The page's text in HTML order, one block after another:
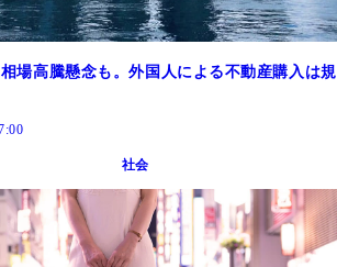
場高騰懸念も。外国人による不動産購入は規
社会